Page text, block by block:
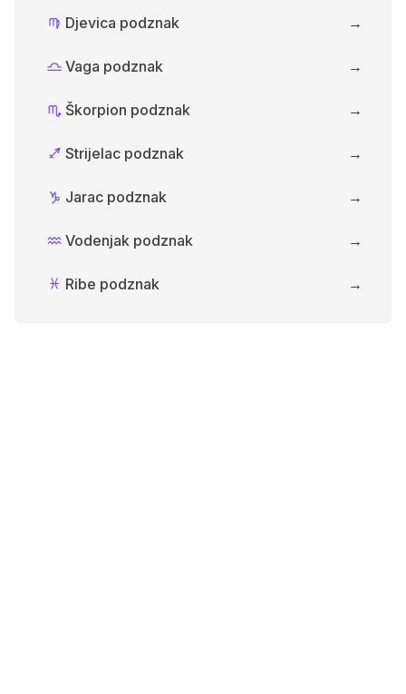
F Djevica podznak →
G Vaga podznak →
H Škorpion podznak →
I Strijelac podznak →
J Jarac podznak →
K Vodenjak podznak →
L Ribe podznak →